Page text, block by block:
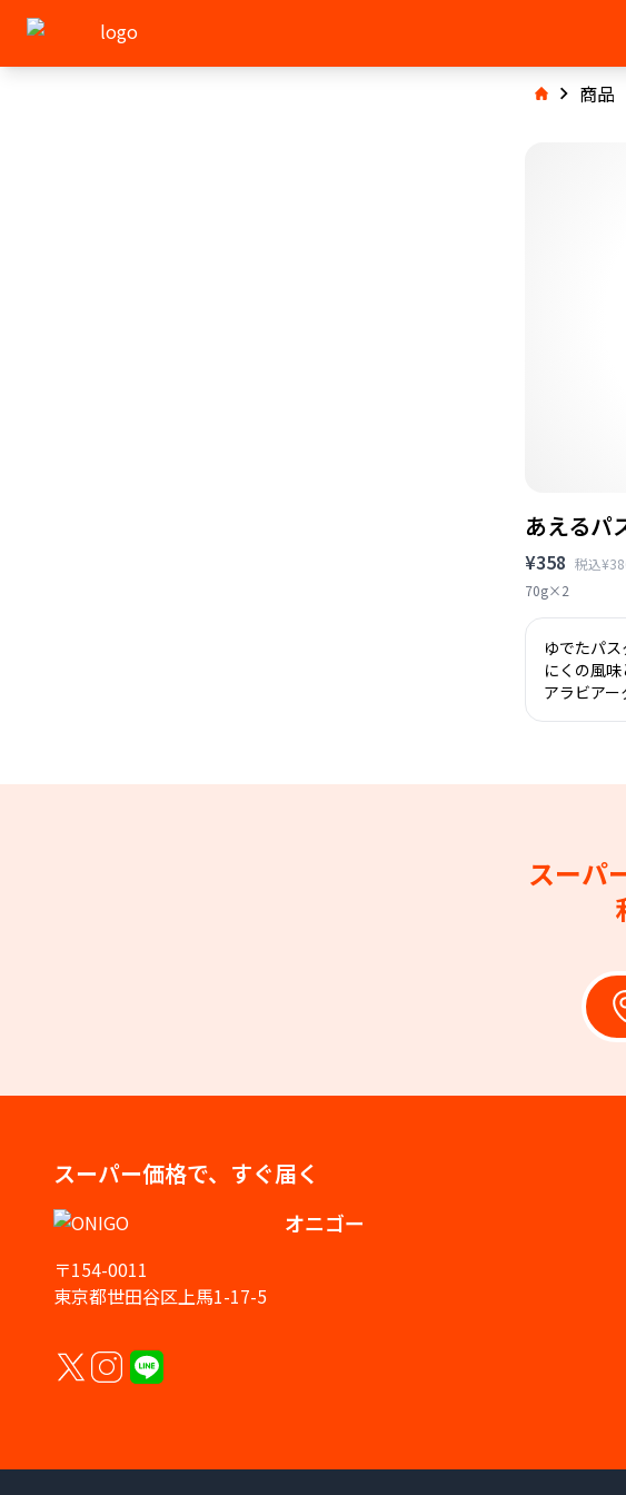
商品
あえるパ
¥358 税込
70g×2
ゆでたパ
にくの風
アラビアー
スーパ
スーパー価格で、すぐ届く
オニゴー
〒154-0011
東京都世田谷区上馬1-17-5